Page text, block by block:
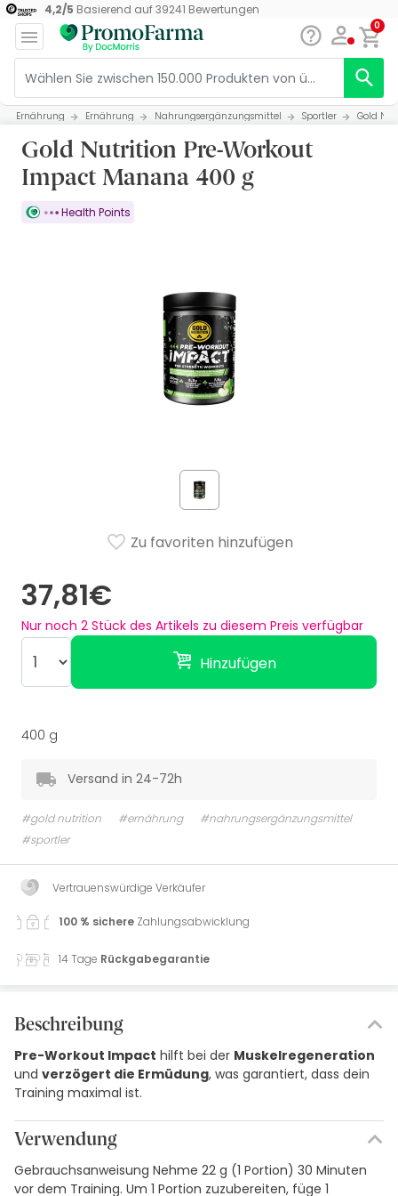
4,2/5 Basierend auf39241 Bewertungen
0
Ernährung Ernährung Nahrungsergänzungsmittel Sportler Gold
Gold Nutrition Pre-Workout
Impact Manana 400 g
Health Points
37,81€
Nur noch 2 Stück des Artikels zu diesem Preis verfügbar
Hinzufügen
Zu favoriten hinzufügen
400 g
Versand in 24-72h
#gold nutrition #ernährung
#nahrungsergänzungsmittel
#sportler
Vertrauenswürdige Verkäufer
100 % sichere Zahlungsabwicklung
14 Tage Rückgabegarantie
Beschreibung
Pre-Workout Impact hilft bei der Muskelregeneration
und verzögert die Ermüdung, was garantiert, dass dein
Training maximal ist.
Verwendung
Gebrauchsanweisung Nehme 22 g (1 Portion) 30 Minuten
vor dem Training. Um 1 Portion zuzubereiten, füge 1